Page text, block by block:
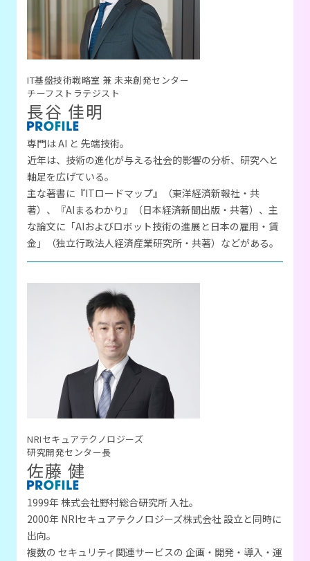
IT基盤技術戦略室 兼 未来創発センター
チーフストラテジスト
長谷 佳明
専門は AI と 先端技術。
近年は、技術の進化が与える社会的影響の分析、研究へと
軸足を広げている。
主な著書に『ITロードマップ』（東洋経済新報社・共
著）、『AIまるわかり』（日本経済新聞出版・共著）、主
な論文に「AIおよびロボット技術の進展と日本の雇用・賃
金」（独立行政法人経済産業研究所・共著）などがある。
NRIセキュアテクノロジーズ
研究開発センター長
佐藤 健
1999年 株式会社野村総合研究所 入社。
2000年 NRIセキュアテクノロジーズ株式会社 設立と同時に
出向。
複数の セキュリティ関連サービスの 企画・開発・導入・運